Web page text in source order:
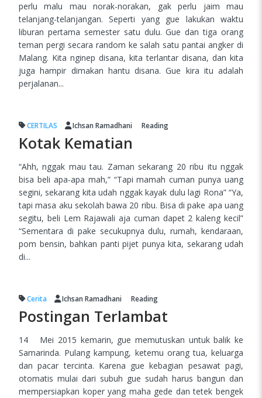
perlu malu mau norak-norakan, gak perlu jaim mau
telanjang-telanjangan. Seperti yang gue lakukan waktu
liburan pertama semester satu dulu. Gue dan tiga orang
teman pergi secara random ke salah satu pantai angker di
Malang. Kita nginep disana, kita terlantar disana, dan kita
juga hampir dimakan hantu disana. Gue kira itu adalah
perjalanan...
CERTILAS Ichsan Ramadhani Reading
Kotak Kematian
“Ahh, nggak mau tau. Zaman sekarang 20 ribu itu nggak
bisa beli apa-apa mah,” “Tapi mamah cuman punya uang
segini, sekarang kita udah nggak kayak dulu lagi Rona” “Ya,
tapi masa aku sekolah bawa 20 ribu. Bisa di pake apa uang
segitu, beli Lem Rajawali aja cuman dapet 2 kaleng kecil”
“Sementara di pake secukupnya dulu, rumah, kendaraan,
pom bensin, bahkan panti pijet punya kita, sekarang udah
di...
Cerita Ichsan Ramadhani Reading
Postingan Terlambat
14 Mei 2015 kemarin, gue memutuskan untuk balik ke
Samarinda. Pulang kampung, ketemu orang tua, keluarga
dan pacar tercinta. Karena gue kebagian pesawat pagi,
otomatis mulai dari subuh gue sudah harus bangun dan
mempersiapkan koper yang maha gede dan tetek bengek